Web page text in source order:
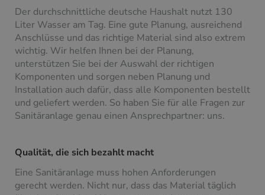
Der durchschnittliche deutsche Haushalt nutzt 130
Liter Wasser am Tag. Eine gute Planung, ausreichend
Anschlüsse und das richtige Material sind also extrem
wichtig. Wir helfen Ihnen bei der Planung,
unterstützen Sie bei der Auswahl der richtigen
Komponenten und sorgen neben Planung und
Installation auch dafür, dass alle Komponenten bestellt
und geliefert werden. So haben Sie für alle Fragen zur
Sanitäranlage genau einen Ansprechpartner: uns.
Qualität, die sich bezahlt macht
Eine Sanitäranlage muss hohen Anforderungen
gerecht werden. Nicht nur, dass das Material täglich